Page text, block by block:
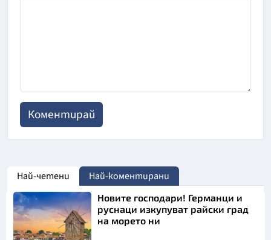
Най-четени Най-коментирани
Новите господари! Германци и
руснаци изкупуват райски град
на морето ни